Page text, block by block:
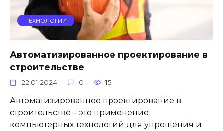
ТЕХНОЛОГИИ
Автоматизированное проектирование в
строительстве
22.01.2024 0 15
Автоматизированное проектирование в
строительстве – это применение
компьютерных технологий для упрощения и